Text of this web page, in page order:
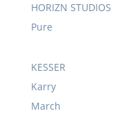
HORIZN STUDIOS
Pure
KESSER
Karry
March